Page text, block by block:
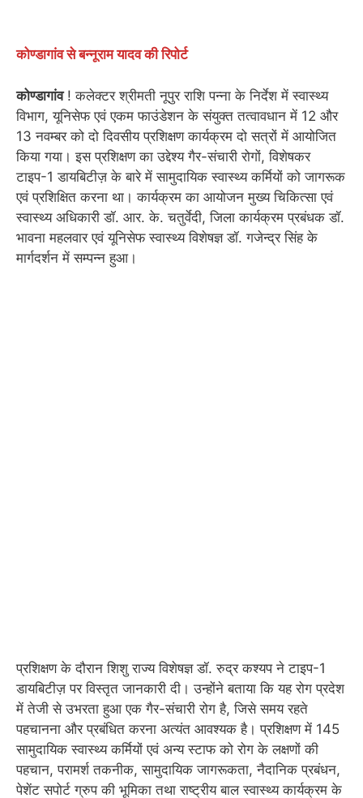
कोण्डागांव से बन्नूराम यादव की रिपोर्ट
कोण्डागांव! कलेक्टर श्रीमती नूपुर राशि पन्ना के निर्देश में स्वास्थ्य
विभाग, यूनिसेफ एवं एकम फाउंडेशन के संयुक्त तत्वावधान में 12 और
13 नवम्बर को दो दिवसीय प्रशिक्षण कार्यक्रम दो सत्रों में आयोजित
किया गया। इस प्रशिक्षण का उद्देश्य गैर-संचारी रोगों, विशेषकर
टाइप-1 डायबिटीज़ के बारे में सामुदायिक स्वास्थ्य कर्मियों को जागरूक
एवं प्रशिक्षित करना था। कार्यक्रम का आयोजन मुख्य चिकित्सा एवं
स्वास्थ्य अधिकारी डॉ. आर. के. चतुर्वेदी, जिला कार्यक्रम प्रबंधक डॉ.
भावना महलवार एवं यूनिसेफ स्वास्थ्य विशेषज्ञ डॉ. गजेन्द्र सिंह के
मार्गदर्शन में सम्पन्न हुआ।
प्रशिक्षण के दौरान शिशु राज्य विशेषज्ञ डॉ. रुद्र कश्यप ने टाइप-1
डायबिटीज़ पर विस्तृत जानकारी दी। उन्होंने बताया कि यह रोग प्रदेश
में तेजी से उभरता हुआ एक गैर-संचारी रोग है, जिसे समय रहते
पहचानना और प्रबंधित करना अत्यंत आवश्यक है। प्रशिक्षण में 145
सामुदायिक स्वास्थ्य कर्मियों एवं अन्य स्टाफ को रोग के लक्षणों की
पहचान, परामर्श तकनीक, सामुदायिक जागरूकता, नैदानिक प्रबंधन,
पेशेंट सपोर्ट ग्रुप की भूमिका तथा राष्ट्रीय बाल स्वास्थ्य कार्यक्रम के